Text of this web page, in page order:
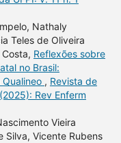
Nathaly
Teles de Oliveira
Reflexões sobre
no Brasil:
, Revista de
Rev Enferm
Vieira
Silva, Vicente Rubens